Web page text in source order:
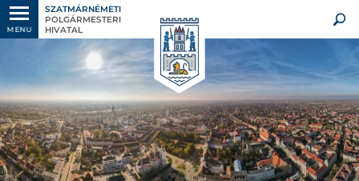
MENU
SZATMÁRNÉMETI
POLGÁRMESTERI
HIVATAL